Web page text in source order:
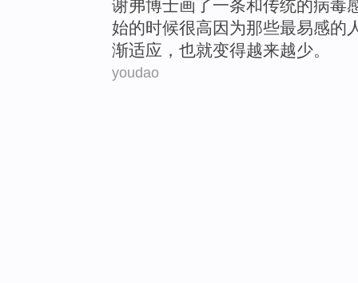
谢弗博士画了一条和传统的病毒
始的时候很高因为那些最易感的
渐适应 ，也就变得越来越少。
youdao